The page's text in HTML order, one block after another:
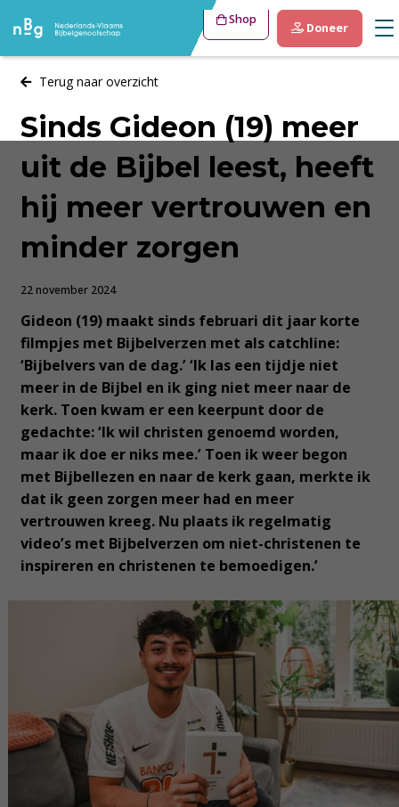
Shop
Doneer
Terug naar overzicht
Sinds Gideon (19) meer
uit de Bijbel leest, heeft
hij meer vertrouwen en
minder zorgen
22 november 2024
Gideon (19) maakt sinds februari dit jaar korte
filmpjes met Bijbelverzen met als catchline:
‘Bijbelvers van de dag.’ ‘Ik las een tijdje niet
meer in de Bijbel en ik ging niet meer naar de
kerk. Toen kwam er een keerpunt door de
gedachte: ‘Ik wil christen genoemd worden,
maar ik doe er niks mee.’ Toen ik weer begon
met Bijbellezen en naar de kerk gaan, merkte ik
dat ik geen zorgen meer had en meer
vertrouwen kreeg. Nu plaats ik regelmatig
video’s met Bijbelverzen om niet-christenen te
inspireren en christenen te bemoedigen.’